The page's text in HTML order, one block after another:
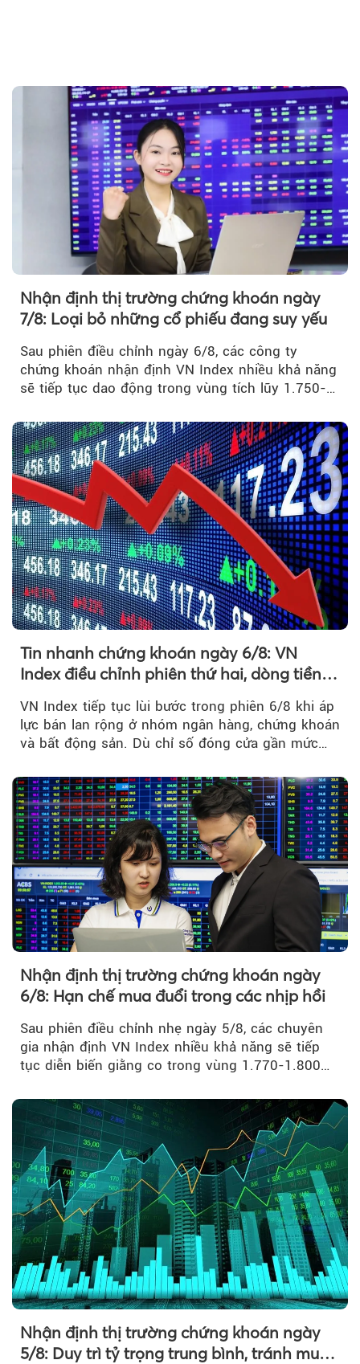
Theo
Nhận định thị trường chứng khoán ngày
7/8: Loại bỏ những cổ phiếu đang suy yếu
Sau phiên điều chỉnh ngày 6/8, các công ty
chứng khoán nhận định VN Index nhiều khả năng
sẽ tiếp tục dao động trong vùng tích lũy 1.750-
Tin nhanh chứng khoán ngày 6/8: VN
Index điều chỉnh phiên thứ hai, dòng tiền
VN Index tiếp tục lùi bước trong phiên 6/8 khi áp
lực bán lan rộng ở nhóm ngân hàng, chứng khoán
và bất động sản. Dù chỉ số đóng cửa gần mức
Nhận định thị trường chứng khoán ngày
6/8: Hạn chế mua đuổi trong các nhịp hồi
Sau phiên điều chỉnh nhẹ ngày 5/8, các chuyên
gia nhận định VN Index nhiều khả năng sẽ tiếp
tục diễn biến giằng co trong vùng 1.770-1.800
Nhận định thị trường chứng khoán ngày
5/8: Duy trì tỷ trọng trung bình, tránh mua